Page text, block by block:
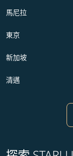
馬尼拉
東京
新加坡
清邁